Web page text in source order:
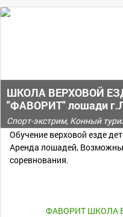
ШКОЛА ВЕРХОВОЙ
"ФАВОРИТ" лошади
Спорт-экстрим, Конный
Обучение верховой езде
Аренда лошадей,
соревнования.